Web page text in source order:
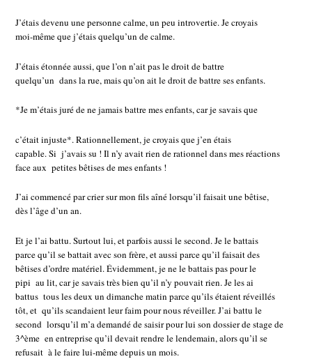
J’étais devenu une personne calme, un peu introvertie. Je croyais
moi-même que j’étais quelqu’un de calme.
J’étais étonnée aussi, que l’on n’ait pas le droit de battre
quelqu’un dans la rue, mais qu’on ait le droit de battre ses enfants.
*Je m’étais juré de ne jamais battre mes enfants, car je savais que
c’était injuste*. Rationnellement, je croyais que j’en étais
capable. Si j’avais su ! Il n’y avait rien de rationnel dans mes réactions
face aux petites bêtises de mes enfants !
J’ai commencé par crier sur mon fils aîné lorsqu’il faisait une bêtise,
dès l’âge d’un an.
Et je l’ai battu. Surtout lui, et parfois aussi le second. Je le battais
parce qu’il se battait avec son frère, et aussi parce qu’il faisait des
bêtises d’ordre matériel. Évidemment, je ne le battais pas pour le
pipi au lit, car je savais très bien qu’il n’y pouvait rien. Je les ai
battus tous les deux un dimanche matin parce qu’ils étaient réveillés
tôt, et qu’ils scandaient leur faim pour nous réveiller. J’ai battu le
second lorsqu’il m’a demandé de saisir pour lui son dossier de stage de
3^ème en entreprise qu’il devait rendre le lendemain, alors qu’il se
refusait à le faire lui-même depuis un mois.